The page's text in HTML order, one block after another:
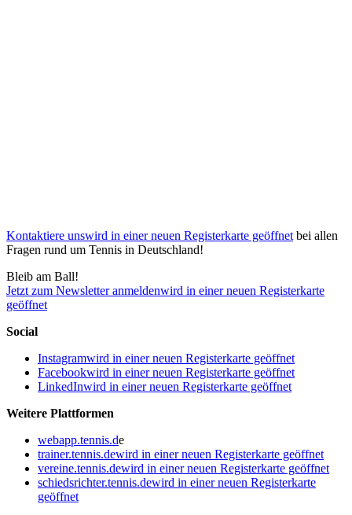
Kontaktiere unswird in einer neuen Registerkarte geöffnet bei allen
Fragen rund um Tennis in Deutschland!
Bleib am Ball!
Jetzt zum Newsletter anmeldenwird in einer neuen Registerkarte
geöffnet
Social
Instagramwird in einer neuen Registerkarte geöffnet
Facebookwird in einer neuen Registerkarte geöffnet
LinkedInwird in einer neuen Registerkarte geöffnet
Weitere Plattformen
webapp.tennis.de
trainer.tennis.dewird in einer neuen Registerkarte geöffnet
vereine.tennis.dewird in einer neuen Registerkarte geöffnet
schiedsrichter.tennis.dewird in einer neuen Registerkarte
geöffnet